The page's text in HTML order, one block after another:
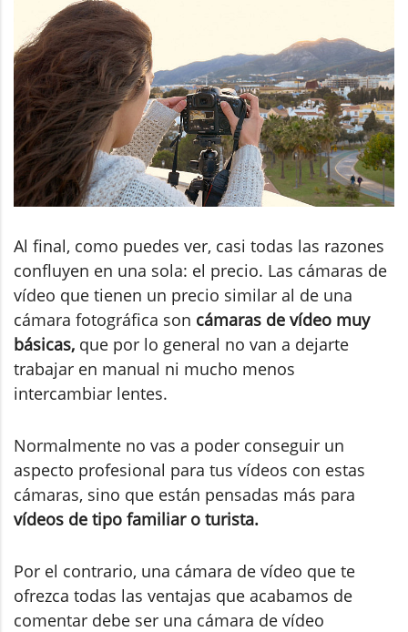
Al final, como puedes ver, casi todas las razones
confluyen en una sola: el precio. Las cámaras de
vídeo que tienen un precio similar al de una
cámara fotográfica son cámaras de vídeo muy
básicas, que por lo general no van a dejarte
trabajar en manual ni mucho menos
intercambiar lentes.
Normalmente no vas a poder conseguir un
aspecto profesional para tus vídeos con estas
cámaras, sino que están pensadas más para
vídeos de tipo familiar o turista.
Por el contrario, una cámara de vídeo que te
ofrezca todas las ventajas que acabamos de
comentar debe ser una cámara de vídeo